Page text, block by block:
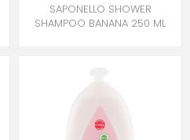
SAPONELLO SHOWER
SHAMPOO BANANA 250 ML